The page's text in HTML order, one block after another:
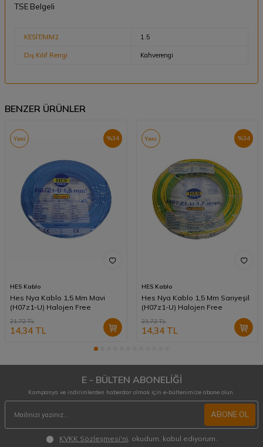
TSE Belgeli
KESİT/MM2 1.5
Dış Kılıf Rengi Kahverengi
BENZER ÜRÜNLER
%34
Yeni
HES Kablo
Hes Nya Kablo 1,5 Mm Mavi
(H07z1-U) Halojen Free
21,72TL
14,34 TL
%34
Yeni
HES Kablo
Hes Nya Kablo 1,5 Mm Sarıyeşil
(H07z1-U) Halojen Free
21,72TL
14,34TL
E - BÜLTEN ABONELİĞİ
Kampanya ve indirimlerden haberdar olmak için e-bültenimize abone olun.
ABONE OL
KVKK Sözleşmesi'ni , okudum, kabul ediyorum.